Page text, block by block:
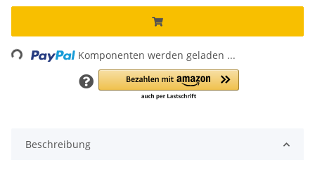
Komponenten werden geladen ...
Beschreibung